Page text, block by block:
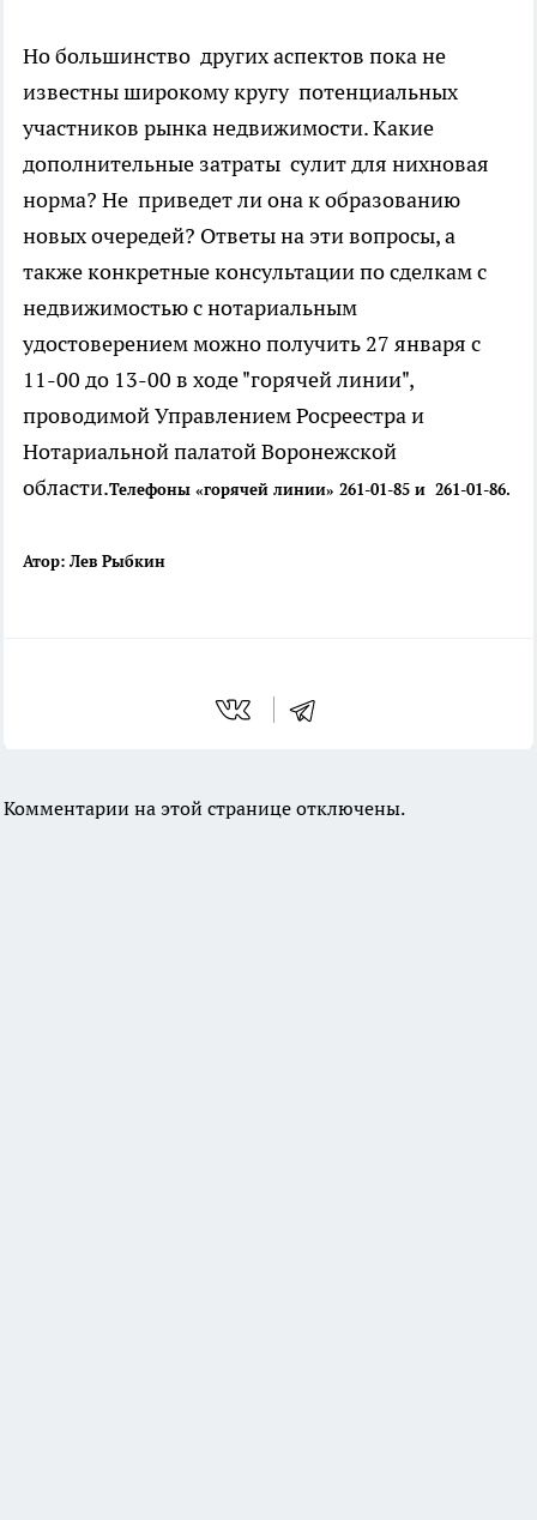
Но большинство других аспектов пока не
известны широкому кругу потенциальных
участников рынка недвижимости. Какие
дополнительные затраты сулит для нихновая
норма? Не приведет ли она к образованию
новых очередей? Ответы на эти вопросы, а
также конкретные консультации по сделкам с
недвижимостью с нотариальным
удостоверением можно получить 27 января с
11-00 до 13-00 в ходе "горячей линии",
проводимой Управлением Росреестра и
Нотариальной палатой Воронежской
области.Телефоны «горячей линии» 261-01-85 и 261-01-86.
Атор: Лев Рыбкин
Комментарии на этой странице отключены.